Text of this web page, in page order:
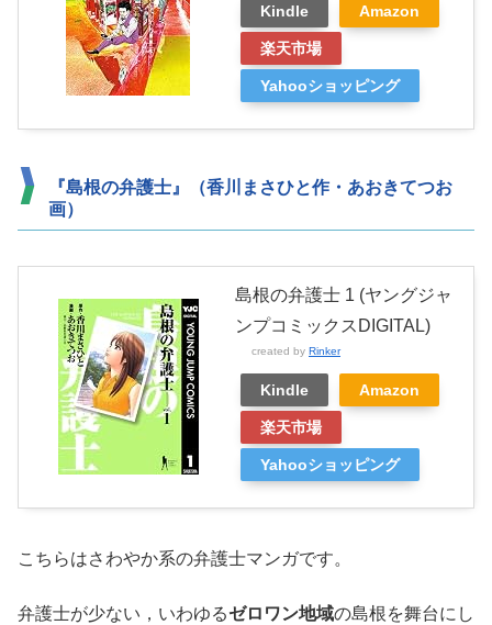
Kindle Amazon
楽天市場
Yahooショッピング
『島根の弁護士』（香川まさひと作・あおきてつお
画）
島根の弁護士 1 (ヤングジャ
ンプコミックスDIGITAL)
created by Rinker
Kindle Amazon
楽天市場
Yahooショッピング
こちらはさわやか系の弁護士マンガです。
弁護士が少ない，いわゆるゼロワン地域の島根を舞台にし